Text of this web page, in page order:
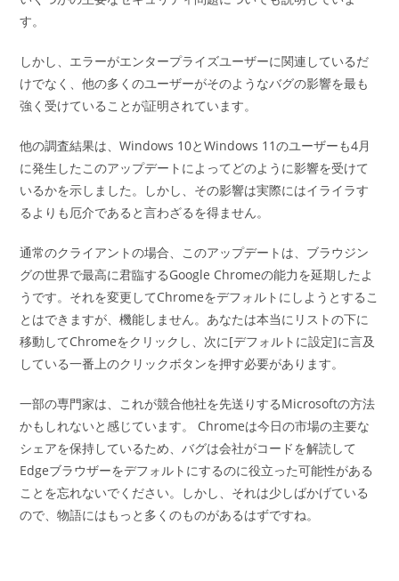
す。
しかし、エラーがエンタープライズユーザーに関連しているだ
けでなく、他の多くのユーザーがそのようなバグの影響を最も
強く受けていることが証明されています。
他の調査結果は、Windows 10とWindows 11のユーザーも4月
に発生したこのアップデートによってどのように影響を受けて
いるかを示しました。しかし、その影響は実際にはイライラす
るよりも厄介であると言わざるを得ません。
通常のクライアントの場合、このアップデートは、ブラウジン
グの世界で最高に君臨するGoogle Chromeの能力を延期したよ
うです。それを変更してChromeをデフォルトにしようとするこ
とはできますが、機能しません。あなたは本当にリストの下に
移動してChromeをクリックし、次に[デフォルトに設定]に言及
している一番上のクリックボタンを押す必要があります。
一部の専門家は、これが競合他社を先送りするMicrosoftの方法
かもしれないと感じています。 Chromeは今日の市場の主要な
シェアを保持しているため、バグは会社がコードを解読して
Edgeブラウザーをデフォルトにするのに役立った可能性がある
ことを忘れないでください。しかし、それは少しばかげている
ので、物語にはもっと多くのものがあるはずですね。